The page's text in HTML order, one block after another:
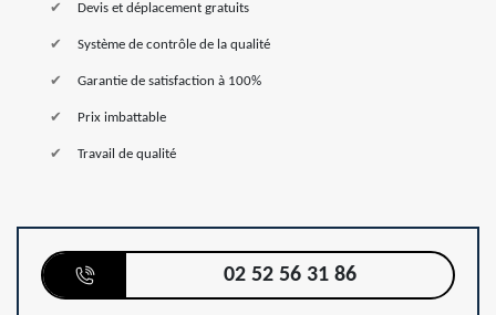
Devis et déplacement gratuits
Système de contrôle de la qualité
Garantie de satisfaction à 100%
Prix imbattable
Travail de qualité
02 52 56 31 86